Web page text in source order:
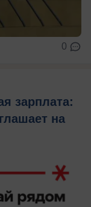
0
зарплата:
на